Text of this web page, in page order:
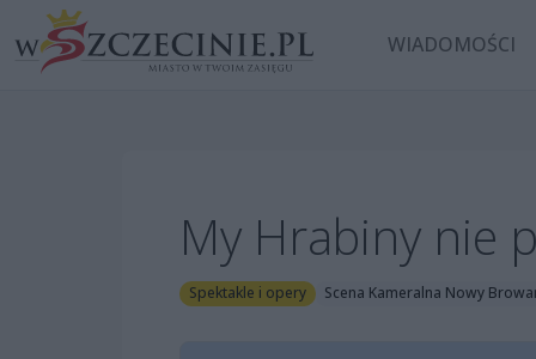
WIADOMOŚCI
My Hrabiny nie
Spektakle i opery Scena Kameralna Nowy